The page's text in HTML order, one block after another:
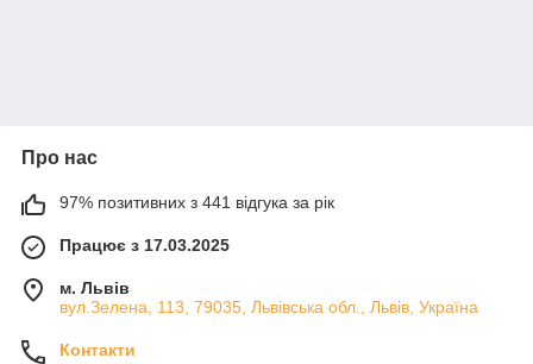
Про нас
97% позитивних з 441 відгука за рік
Працює з 17.03.2025
м. Львів
вул.Зелена, 113, 79035, Львівська обл., Львів, Україна
Контакти